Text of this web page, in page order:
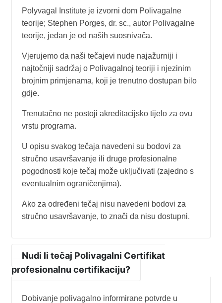
Polyvagal Institute je izvorni dom Polivagalne
teorije; Stephen Porges, dr. sc., autor Polivagalne
teorije, jedan je od naših suosnivača.
Vjerujemo da naši tečajevi nude najažurniji i
najtočniji sadržaj o Polivagalnoj teoriji i njezinim
brojnim primjenama, koji je trenutno dostupan bilo
gdje.
Trenutačno ne postoji akreditacijsko tijelo za ovu
vrstu programa.
U opisu svakog tečaja navedeni su bodovi za
stručno usavršavanje ili druge profesionalne
pogodnosti koje tečaj može uključivati (zajedno s
eventualnim ograničenjima).
Ako za određeni tečaj nisu navedeni bodovi za
stručno usavršavanje, to znači da nisu dostupni.
Nudi li tečaj Polivagalni Certifikat
profesionalnu certifikaciju?
Dobivanje polivagalno informirane potvrde u